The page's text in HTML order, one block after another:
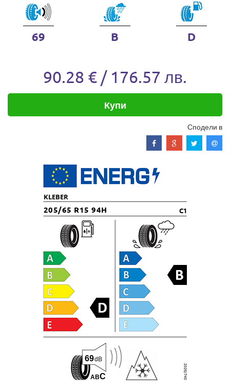
69 B D
90.28 € / 176.57 лв.
Купи
Сподели в
KLEBER
205/65 R15 94H C1
ABC
69dB